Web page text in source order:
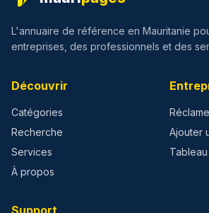
L'annuaire de référence en Mauritanie
entreprises, des professionnels et des
Découvrir
Catégories
Recherche
Services
À propos
Ajouter
Support